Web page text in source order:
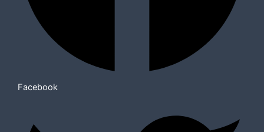
Facebook